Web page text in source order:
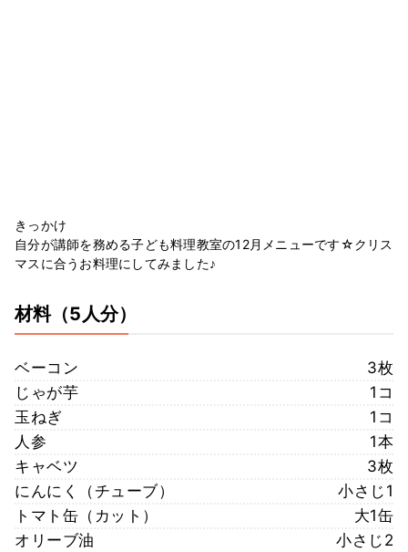
きっかけ
自分が講師を務める子ども料理教室の12月メニューです☆クリス
マスに合うお料理にしてみました♪
材料（5人分）
ベーコン
3枚
じゃが芋
1コ
玉ねぎ
1コ
人参
1本
キャベツ
3枚
にんにく（チューブ）
小さじ1
トマト缶（カット）
大1缶
オリーブ油
小さじ2